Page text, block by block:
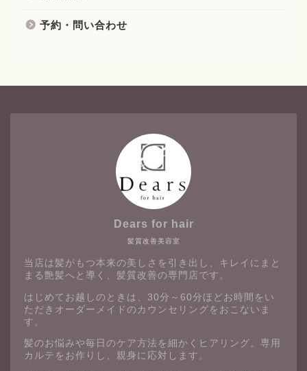
予約・問い合わせ
髪質改善美容室
Dears for hair
当店は髪がもつ本来の美しさを引き出し、キレイにまと
まる艶髪へと導く、髪質改善の専門店です。
はじめてお越しのときは、30分～60分ほどお時間をい
ただきオーダーメイドのカウンセリングをおこないま
す。
髪のお悩みや毎日のケア方法を細かくヒアリング。専用
カルテをお作りし、親身に応対します。